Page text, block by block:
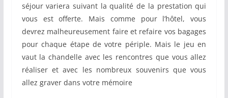
séjour variera suivant la qualité de la prestation qui
vous est offerte. Mais comme pour l’hôtel, vous
devrez malheureusement faire et refaire vos bagages
pour chaque étape de votre périple. Mais le jeu en
vaut la chandelle avec les rencontres que vous allez
réaliser et avec les nombreux souvenirs que vous
allez graver dans votre mémoire